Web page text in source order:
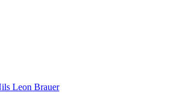
Leon Brauer